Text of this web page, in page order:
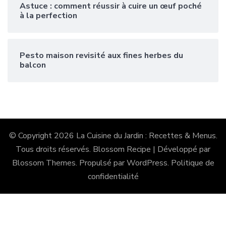
Astuce : comment réussir à cuire un œuf poché
à la perfection
Pesto maison revisité aux fines herbes du
balcon
© Copyright 2026 La Cuisine du Jardin : Recettes & Menus.
Tous droits réservés. Blossom Recipe | Développé par
Blossom Themes. Propulsé parWordPress. Politique de
confidentialité